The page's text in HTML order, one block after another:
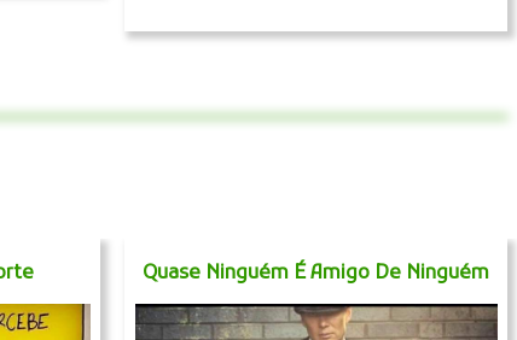
Quase Ninguém É Amigo De Ninguém